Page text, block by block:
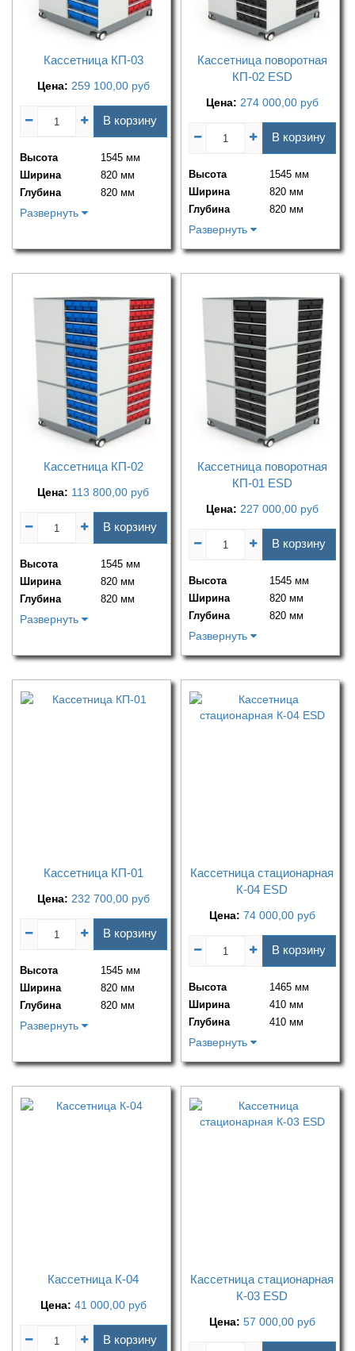
Кассетница КП-03
Цена: 259 100,00 руб
В корзину
Высота
1545 мм
Ширина
820 мм
Глубина
820 мм
Развернуть
Кассетница поворотная
КП-02 ESD
Цена: 274 000,00 руб
В корзину
Высота
1545 мм
Ширина
820 мм
Глубина
820 мм
Развернуть
Кассетница КП-02
Цена: 113 800,00 руб
В корзину
Высота
1545 мм
Ширина
820 мм
Глубина
820 мм
Развернуть
Кассетница поворотная
КП-01 ESD
Цена: 227 000,00 руб
В корзину
Высота
1545 мм
Ширина
820 мм
Глубина
820 мм
Развернуть
Кассетница КП-01
Цена: 232 700,00 руб
В корзину
Высота
1545 мм
Ширина
820 мм
Глубина
820 мм
Развернуть
Кассетница стационарная
К-04 ESD
Цена: 74 000,00 руб
В корзину
Высота
1465 мм
Ширина
410 мм
Глубина
410 мм
Развернуть
Кассетница К-04
Цена: 41 000,00 руб
В корзину
Кассетница стационарная
К-03 ESD
Цена: 57 000,00 руб